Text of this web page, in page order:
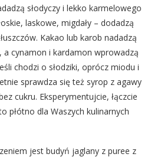
słodyczy i lekko karmelowego
laskowe, migdały – dodadzą
Kakao lub karob nadadzą
a cynamon i kardamon wprowadzą
chodzi o słodziki, oprócz miodu i
sprawdza się też syrop z agawy
cukru. Eksperymentujcie, łączcie
płótno dla Waszych kulinarnych
jest budyń jaglany z puree z